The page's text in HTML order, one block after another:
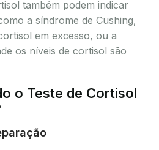
também podem indicar
a síndrome de Cushing,
em excesso, ou a
os níveis de cortisol são
o Teste de Cortisol